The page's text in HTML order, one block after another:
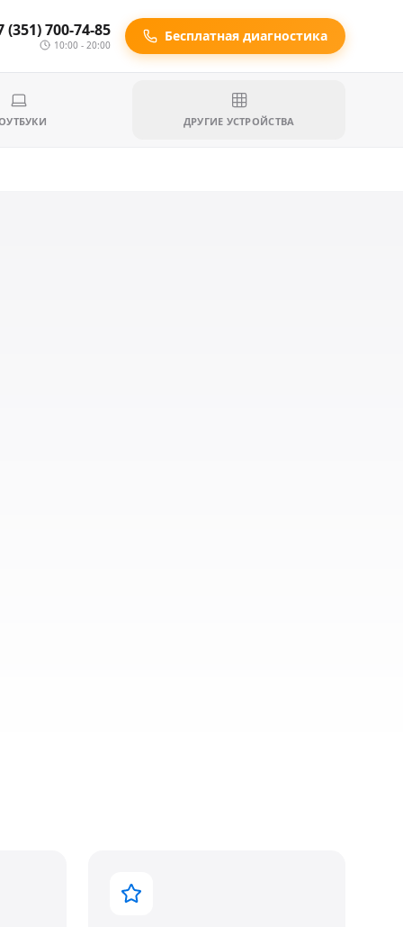
(351) 700-74-85
10:00 - 20:00
Бесплатная диагностика
ДРУГИЕ УСТРОЙСТВА